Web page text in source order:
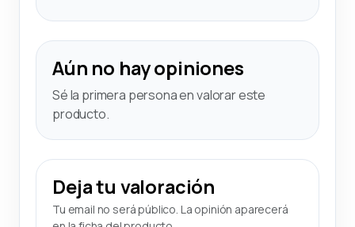
Aún no hay opiniones
Sé la primera persona en valorar este
producto.
Deja tu valoración
Tu email no será público. La opinión aparecerá